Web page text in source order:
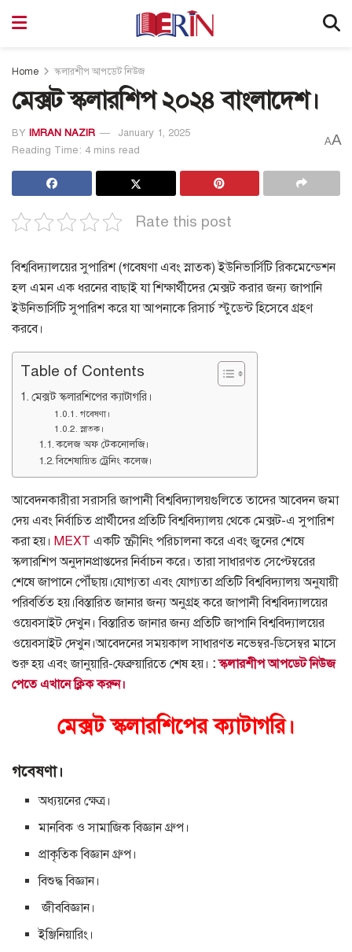
Home স্কলারশীপ আপডেট নিউজ
মেক্সট স্কলারশিপ ২০২৪ বাংলাদেশ।
BY IMRAN NAZIR
January 1, 2025
Reading Time: 4 mins read
AA
Rate this post
বিশ্ববিদ্যালয়ের সুপারিশ (গবেষণা এবং স্নাতক)ইউনিভার্সিটি রিকমেন্ডেশন
হল এমন এক ধরনের বাছাই যা শিক্ষার্থীদের মেক্সট করার জন্য জাপানি
ইউনিভার্সিটি সুপারিশ করে যা আপনাকে রিসার্চ স্টুডেন্ট হিসেবে গ্রহণ
করবে।
Table of Contents
মেক্সট স্কলারশিপের ক্যাটাগরি।
গবেষণা।
স্নাতক।
কলেজ অফ টেকনোলজি।
বিশেষায়িত ট্রেনিং কলেজ।
আবেদনকারীরা সরাসরি জাপানী বিশ্ববিদ্যালয়গুলিতে তাদের আবেদন জমা
দেয় এবং নির্বাচিত প্রার্থীদের প্রতিটি বিশ্ববিদ্যালয় থেকে মেক্সট-এ সুপারিশ
করা হয়। MEXT একটি স্ক্রীনিং পরিচালনা করে এবং জুনের শেষে
স্কলারশিপ অনুদানপ্রাপ্তদের নির্বাচন করে। তারা সাধারণত সেপ্টেম্বরের
শেষে জাপানে পৌঁছায়।যোগ্যতা এবং যোগ্যতা প্রতিটি বিশ্ববিদ্যালয় অনুযায়ী
পরিবর্তিত হয়।বিস্তারিত জানার জন্য অনুগ্রহ করে জাপানী বিশ্ববিদ্যালয়ের
ওয়েবসাইট দেখুন।বিস্তারিত জানার জন্য প্রতিটি জাপানি বিশ্ববিদ্যালয়ের
ওয়েবসাইট দেখুন।আবেদনের সময়কাল সাধারণত নভেম্বর-ডিসেম্বর মাসে
শুরু হয় এবং জানুয়ারি-ফেব্রুয়ারিতে শেষ হয়। :স্কলারশীপ আপডেট নিউজ
পেতে এখানে ক্লিক করুন।
মেক্সট স্কলারশিপের ক্যাটাগরি।
গবেষণা।
অধ্যয়নের ক্ষেত্র।
মানবিক ও সামাজিক বিজ্ঞান গ্রুপ।
প্রাকৃতিক বিজ্ঞান গ্রুপ।
বিশুদ্ধ বিজ্ঞান।
জীববিজ্ঞান।
ইঞ্জিনিয়ারিং।